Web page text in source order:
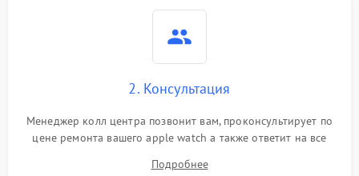
2. Консультация
Менеджер колл центра позвонит вам, проконсультирует по
цене ремонта вашего apple watch а также ответит на все
Подробнее